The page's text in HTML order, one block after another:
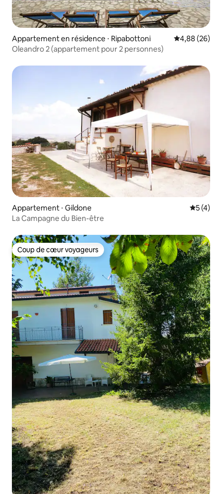
Appartement en résidence ⋅ Ripabottoni Évaluation
4,88 (26)
Oleandro 2 (appartement pour 2 personnes)
Appartement ⋅ Gildone
5 (4)
La Campagne du Bien-être
Coup de cœur voyageurs
Coup de cœur voyageurs